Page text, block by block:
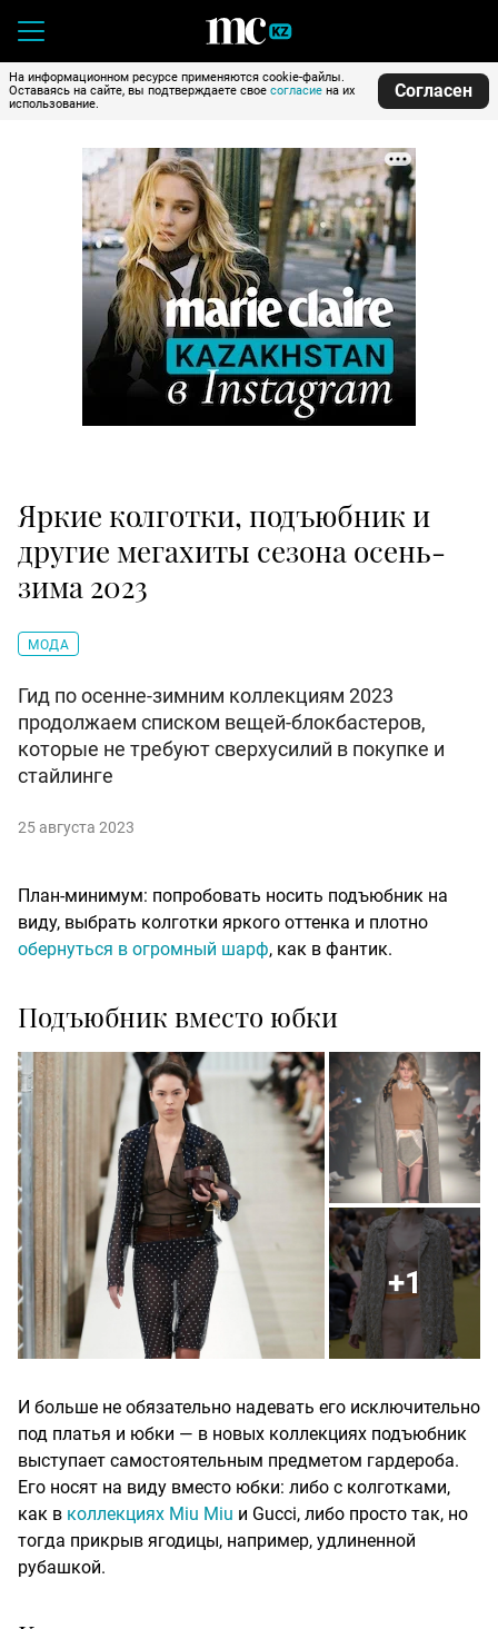
На информационном ресурсе применяются cookie-файлы.
Оставаясь на сайте, вы подтверждаете свое согласие на их
использование.
Согласен
Яркие колготки, подъюбник и
другие мегахиты сезона осень-
зима 2023
МОДА
Гид по осенне-зимним коллекциям 2023
продолжаем списком вещей-блокбастеров,
которые не требуют сверхусилий в покупке и
стайлинге
25 августа 2023
План-минимум: попробовать носить подъюбник на
виду, выбрать колготки яркого оттенка и плотно
обернуться в огромный шарф, как в фантик.
Подъюбник вместо юбки
+1
И больше не обязательно надевать его исключительно
под платья и юбки — в новых коллекциях подъюбник
выступает самостоятельным предметом гардероба.
Его носят на виду вместо юбки: либо с колготками,
как в коллекциях Miu Miu и Gucci, либо просто так, но
тогда прикрыв ягодицы, например, удлиненной
рубашкой.